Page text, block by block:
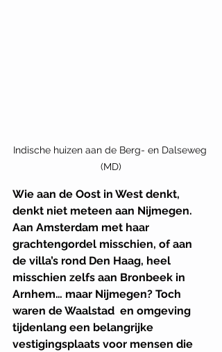
Indische huizen aan de Berg- en Dalseweg
(MD)
Wie aan de Oost in West denkt,
denkt niet meteen aan Nijmegen.
Aan Amsterdam met haar
grachtengordel misschien, of aan
de villa’s rond Den Haag, heel
misschien zelfs aan Bronbeek in
Arnhem… maar Nijmegen? Toch
waren de Waalstad  en omgeving
tijdenlang een belangrijke
vestigingsplaats voor mensen die